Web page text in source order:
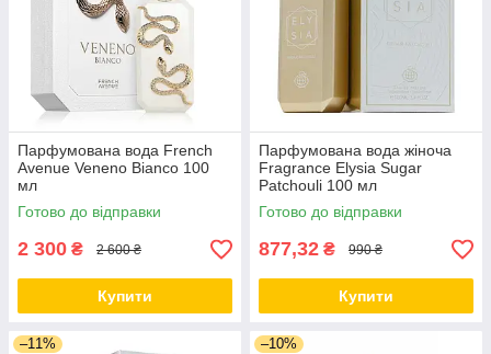
Парфумована вода French
Avenue Veneno Bianco 100
мл
Готово до відправки
2 300 ₴ 2 600 ₴
Купити
Парфумована вода жіноча
Fragrance Elysia Sugar
Patchouli 100 мл
Готово до відправки
877,32 ₴ 990 ₴
Купити
–11% –10%